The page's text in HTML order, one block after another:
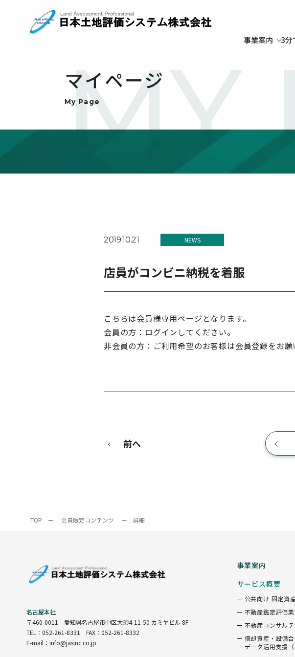
事業案内 3分
MY
マイページ
My Page
2019.10.21 NEWS
店員がコンビニ納税を着服
こちらは会員様専用ページとなります。
会員の方：ログインしてください。
非会員の方：ご利用希望のお客様は会員登録をお願
前へ
TOP ー 会員限定コンテンツ ー 詳細
名古屋本社
〒460-0011 愛知県名古屋市中区大須4-11-50 カミヤビル 8F
TEL：052-261-8331 FAX：052-261-8332
E-mail：info@jasinc.co.jp
事業案内
サービス概要
公共向け 固定資
不動産鑑定評価
不動産コンサル
償却資産・設備
データ活用支援